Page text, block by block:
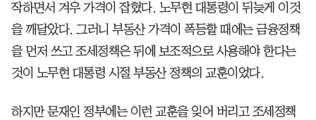
작하면서 겨우 가격이 잡혔다. 노무현 대통령이 뒤늦게 이것
을 깨달았다. 그러니 부동산 가격이 폭등할 때에는 금융정책
을 먼저 쓰고 조세정책은 뒤에 보조적으로 사용해야 한다는
것이 노무현 대통령 시절 부동산 정책의 교훈이었다.
하지만 문재인 정부에는 이런 교훈을 잊어 버리고 조세정책